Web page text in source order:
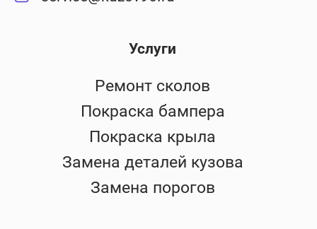
Услуги
Ремонт сколов
Покраска бампера
Покраска крыла
Замена деталей кузова
Замена порогов